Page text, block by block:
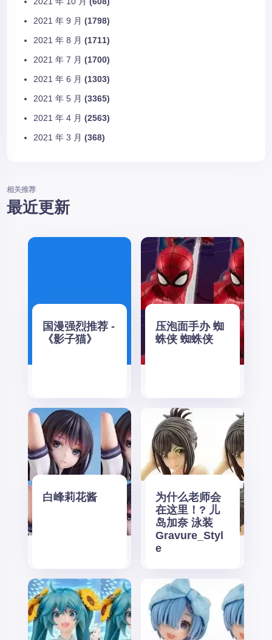
2021 年 9 月 (1798)
2021 年 8 月 (1711)
2021 年 7 月 (1700)
2021 年 6 月 (1303)
2021 年 5 月 (3365)
2021 年 4 月 (2563)
2021 年 3 月 (368)
相关推荐
最近更新
国漫强烈推荐 -
《影子猫》
压泡面手办 蜘
蛛侠 蜘蛛侠
白峰莉花酱
为什么老师会
在这里！? 儿
岛加奈 泳装
Gravure_Styl
e